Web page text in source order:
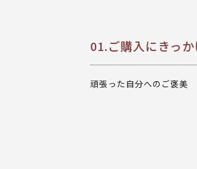
01.ご購入にきっか
頑張った自分へのご褒美